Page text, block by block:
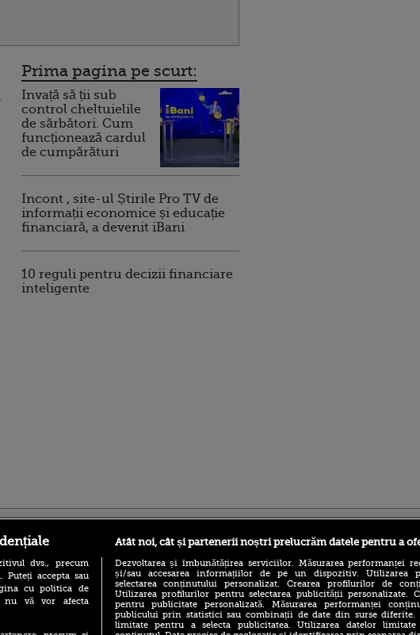
Prima pagina pe scurt:
Invață să ții sub
control cheltuielile
de sărbători. Cum
funcționează cardul
de cumpărături
Incont , site-ul Știrile Pro TV de
informații economice și educație
financiară, a devenit iBani
10 reguli pentru decizii financiare
inteligente
dvs., precum
accepta sau
cu politica de
nu vă vor afecta
Atât noi, cât și partenerii noștri prelucrăm datele pentru a
Dezvoltarea și îmbunătățirea serviciilor. Măsurarea performanței
și/sau accesarea informațiilor de pe un dispozitiv. Utilizarea
selectarea conținutului personalizat. Crearea profilurilor de
Utilizarea profilurilor pentru selectarea publicității personalizate.
pentru publicitate personalizată. Măsurarea performanței
publicului prin statistici sau combinații de date din surse diferite.
limitate pentru a selecta publicitatea. Utilizarea datelor